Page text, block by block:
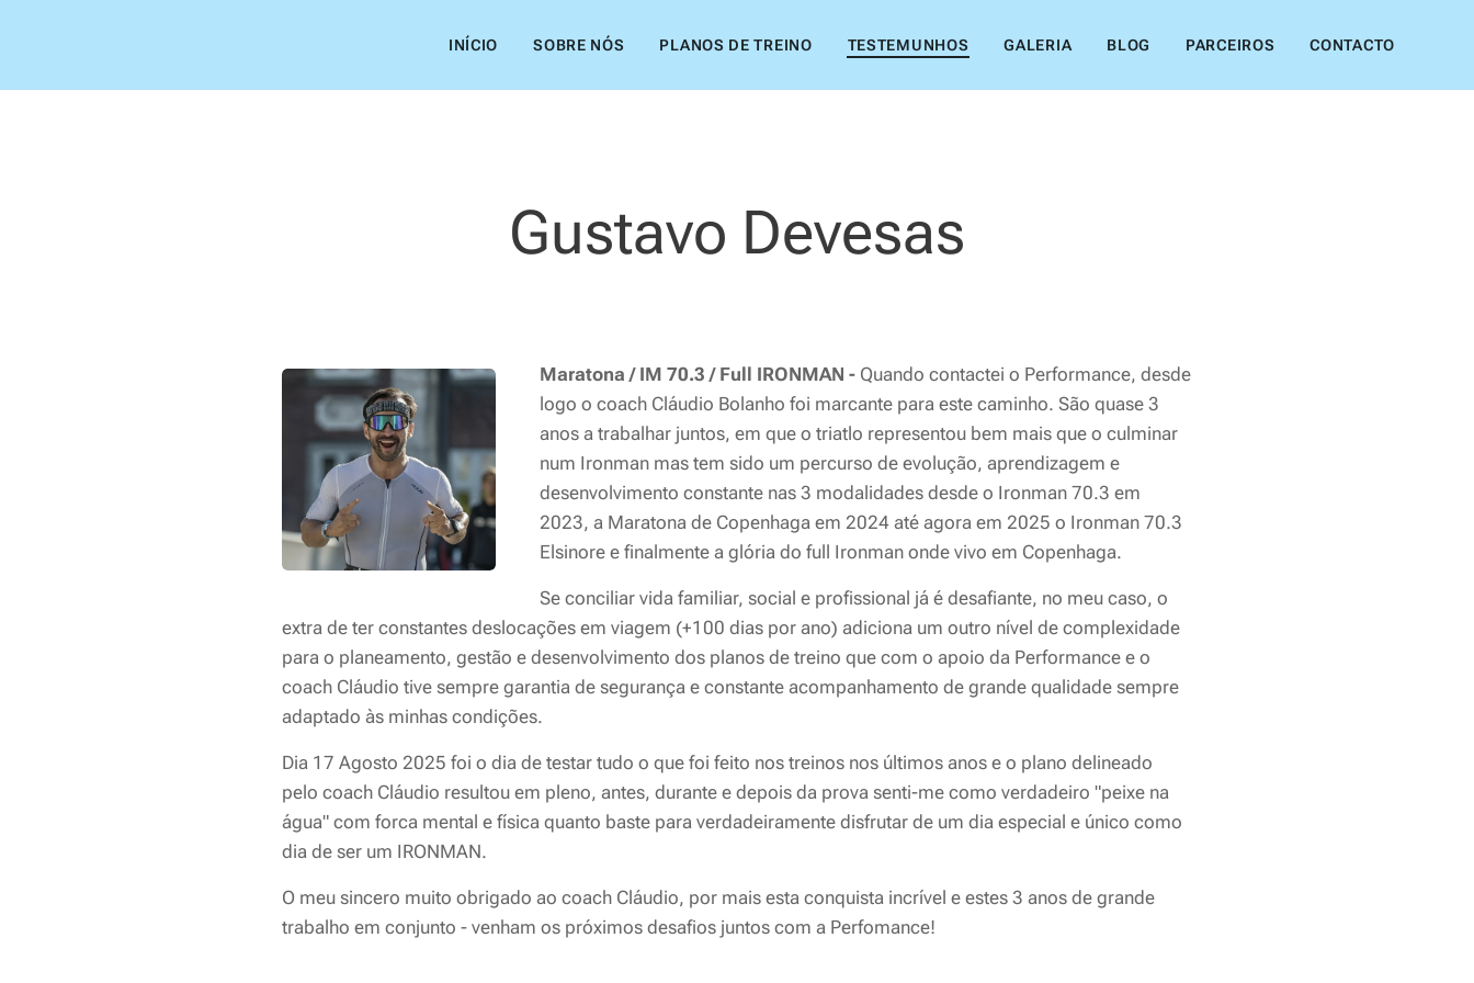
INÍCIO SOBRE NÓS PLANOS DE TREINO TESTEMUNHOS GALERIA BLOG PARCEIROS CONTACTO
Gustavo Devesas
Maratona / IM 70.3 / Full IRONMAN -Quando contactei o Performance, desde
logo o coach Cláudio Bolanho foi marcante para este caminho. São quase 3
anos a trabalhar juntos, em que o triatlo representou bem mais que o culminar
num Ironman mas tem sido um percurso de evolução, aprendizagem e
desenvolvimento constante nas 3 modalidades desde o Ironman 70.3 em
2023, a Maratona de Copenhaga em 2024 até agora em 2025 o Ironman 70.3
Elsinore e finalmente a glória do full Ironman onde vivo em Copenhaga.
Se conciliar vida familiar, social e profissional já é desafiante, no meu caso, o
extra de ter constantes deslocações em viagem (+100 dias por ano) adiciona um outro nível de complexidade
para o planeamento, gestão e desenvolvimento dos planos de treino que com o apoio da Performance e o
coach Cláudio tive sempre garantia de segurança e constante acompanhamento de grande qualidade sempre
adaptado às minhas condições.
Dia 17 Agosto 2025 foi o dia de testar tudo o que foi feito nos treinos nos últimos anos e o plano delineado
pelo coach Cláudio resultou em pleno, antes, durante e depois da prova senti-me como verdadeiro "peixe na
água" com forca mental e física quanto baste para verdadeiramente disfrutar de um dia especial e único como
dia de ser um IRONMAN.
O meu sincero muito obrigado ao coach Cláudio, por mais esta conquista incrível e estes 3 anos de grande
trabalho em conjunto - venham os próximos desafios juntos com a Perfomance!